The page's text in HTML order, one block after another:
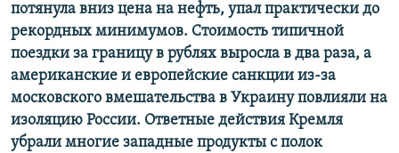
потянула вниз цена на нефть, упал практически до
рекордных минимумов. Стоимость типичной
поездки за границу в рублях выросла в два раза, а
американские и европейские санкции из-за
московского вмешательства в Украину повлияли на
изоляцию России. Ответные действия Кремля
убрали многие западные продукты с полок